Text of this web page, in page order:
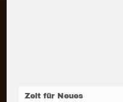
Zeit für Neues